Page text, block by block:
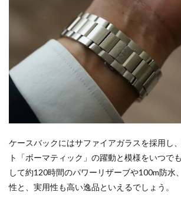
ケースバックにはサファイアガラスを採用し
ト「ボーマティック」の躍動と模様をいつで
して約120時間のパワーリザーブや100m防水
性と、実用性も高い逸品といえるでしょう。